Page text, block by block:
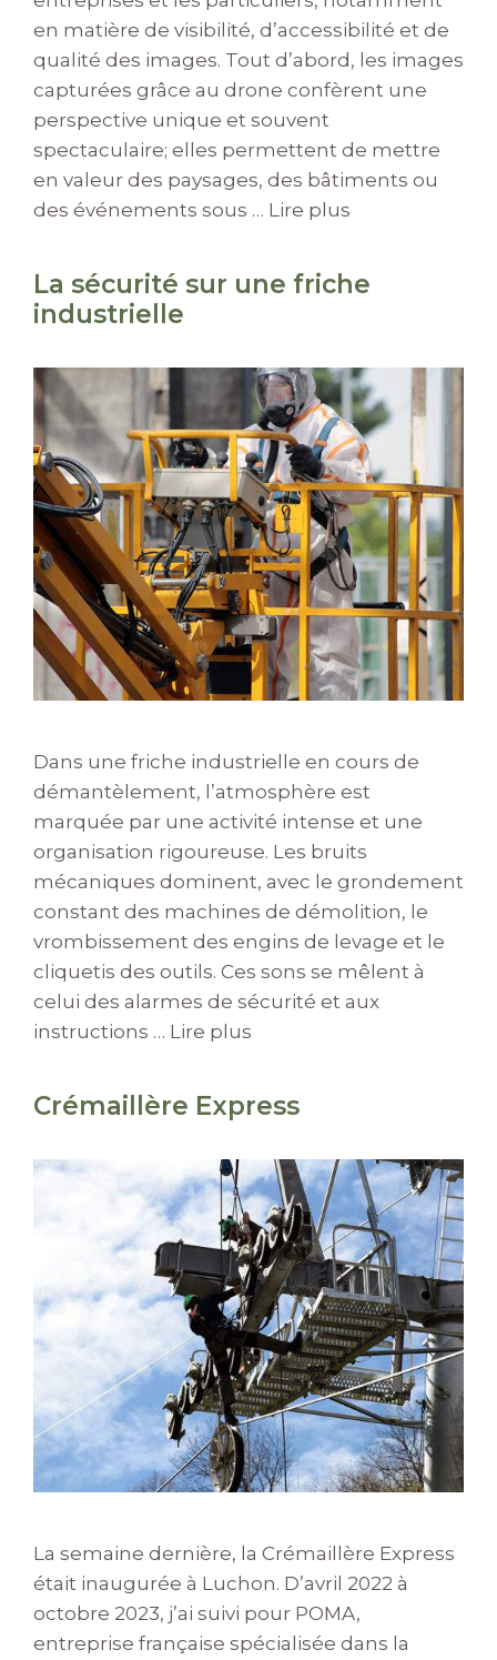
en matière de visibilité, d’accessibilité et de
qualité des images. Tout d’abord, les images
capturées grâce au drone confèrent une
perspective unique et souvent
spectaculaire; elles permettent de mettre
en valeur des paysages, des bâtiments ou
des événements sous … Lire plus
La sécurité sur une friche
industrielle
Dans une friche industrielle en cours de
démantèlement, l’atmosphère est
marquée par une activité intense et une
organisation rigoureuse. Les bruits
mécaniques dominent, avec le grondement
constant des machines de démolition, le
vrombissement des engins de levage et le
cliquetis des outils. Ces sons se mêlent à
celui des alarmes de sécurité et aux
instructions … Lire plus
Crémaillère Express
La semaine dernière, la Crémaillère Express
était inaugurée à Luchon. D’avril 2022 à
octobre 2023, j’ai suivi pour POMA,
entreprise française spécialisée dans la